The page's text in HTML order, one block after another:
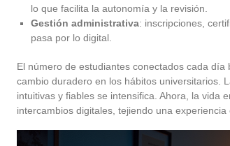
lo que facilita la autonomía y la revisión.
Gestión administrativa: inscripciones,
pasa por lo digital.
El número de estudiantes conectados cada
cambio duradero en los hábitos universitarios.
intuitivas y fiables se intensifica. Ahora, la vida
intercambios digitales, tejiendo una experiencia